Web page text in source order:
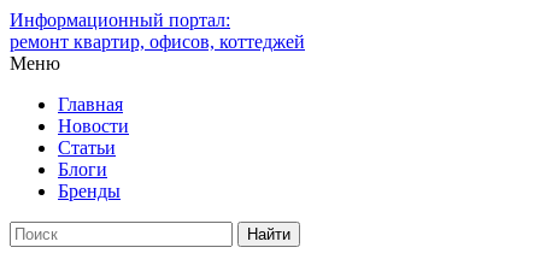
Информационный портал:
ремонт квартир, офисов, коттеджей
Меню
Главная
Новости
Статьи
Блоги
Бренды